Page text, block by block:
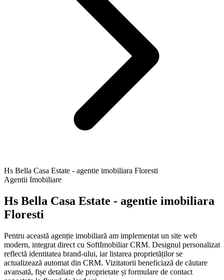
Hs Bella Casa Estate - agentie imobiliara Floresti
Agentii Imobiliare
Hs Bella Casa Estate - agentie imobiliara
Floresti
Pentru această agenție imobiliară am implementat un site web
modern, integrat direct cu SoftImobiliar CRM. Designul personalizat
reflectă identitatea brand-ului, iar listarea proprietăților se
actualizează automat din CRM. Vizitatorii beneficiază de căutare
avansată, fișe detaliate de proprietate și formulare de contact